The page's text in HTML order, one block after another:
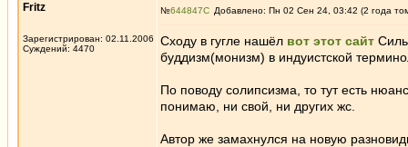
Fritz
Зарегистрирован: 02.11.2006
Суждений: 4470
№644847 Добавлено: Пн 02 Сен 24, 03:42 (2 года
Сходу в гугле нашёл вот этот сайт
буддизм(монизм) в индуистской
По поводу солипсизма, то тут есть
понимаю, ни свой, ни других жс.
Автор же замахнулся на новую